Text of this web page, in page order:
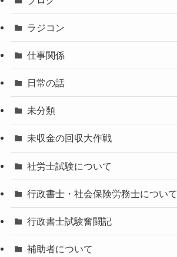
ラジコン
仕事関係
日常の話
未分類
未収金の回収大作戦
社労士試験について
行政書士・社会保険労務士について
行政書士試験奮闘記
補助者について